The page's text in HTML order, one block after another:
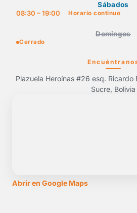
Sábados
08:30 – 19:00
Horario continuo
Domingos
Cerrado
Plazuela Heroínas #26 esq. Ricardo
Sucre, Bolivia
Abrir en Google Maps